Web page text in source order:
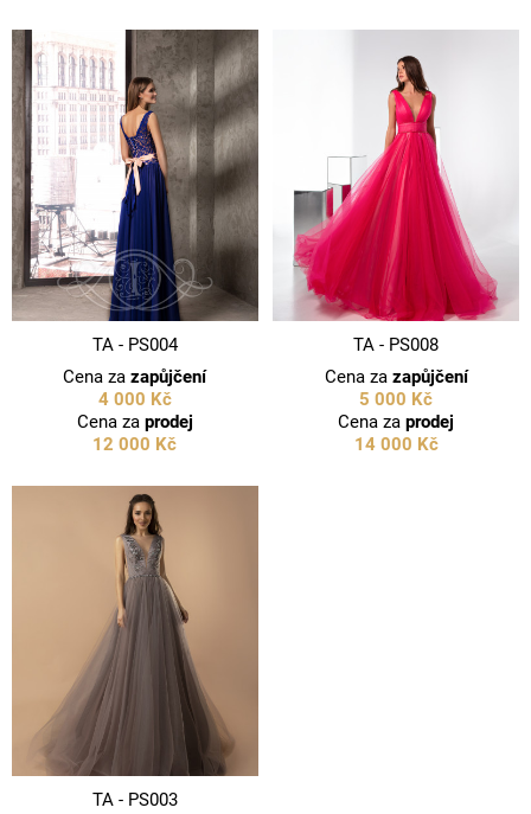
TA - PS004
Cena zazapůjčení
4 000 Kč
Cena za prodej
12 000 Kč
TA - PS008
Cena za zapůjčení
5 000 Kč
Cena zaprodej
14 000 Kč
TA - PS003